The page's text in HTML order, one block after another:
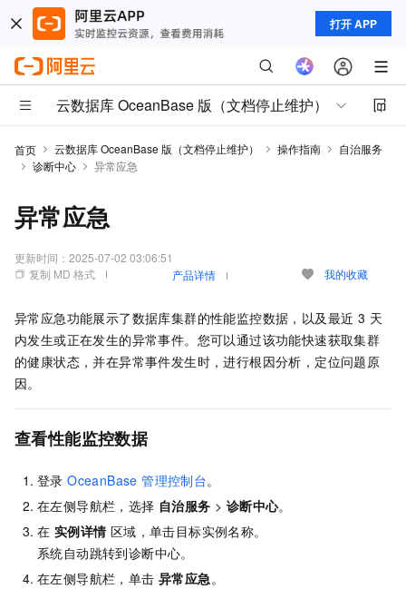
打开 APP
云数据库 OceanBase 版（文档停止维护）
首页 云数据库 OceanBase 版（文档停止维护） 操作指南
自治服务
诊断中心
异常应急
异常应急
更新时间： 2025-07-02 03:06:51
复制 MD 格式
产品详情 我的收藏
异常应急功能展示了数据库集群的性能监控数据，以及最近 3 天
内发生或正在发生的异常事件。您可以通过该功能快速获取集群
的健康状态，并在异常事件发生时，进行根因分析，定位问题原
因。
查看性能监控数据
登录OceanBase 管理控制台。
在左侧导航栏，选择 自治服务 > 诊断中心。
在 实例详情区域，单击目标实例名称。
系统自动跳转到诊断中心。
在左侧导航栏，单击 异常应急。